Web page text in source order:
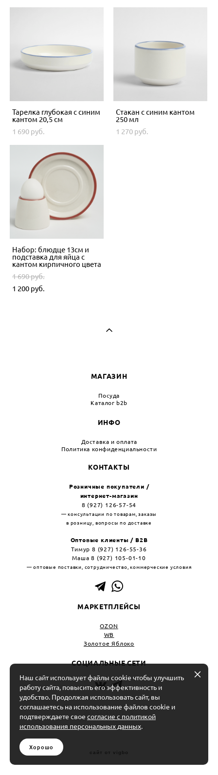
Тарелка глубокая с синим
кантом 20,5 см
1 690 pуб.
Стакан с синим кантом
250 мл
1 270 pуб.
Набор: блюдце 13см и
подставка для яйца с
кантом кирпичного цвета
1 690 pуб.
1 200 pуб.
МАГАЗИН
Посуда
Каталог b2b
ИНФО
Доставка и оплата
Политика конфиденциальности
КОНТАКТЫ
Розничные покупатели /
интернет-магазин
8 (927) 126-57-54
— консультации по товарам, заказы
в розницу, вопросы по доставке
Оптовые клиенты / B2B
Тимур 8 (927) 126-55-36
Маша 8 (927) 105-01-10
— оптовые поставки, сотрудничество, коммерческие условия
МАРКЕТПЛЕЙСЫ
OZON
WB
Золотое Яблоко
СОЦИАЛЬНЫЕ СЕТИ
ИП Салоев Кирилл Александрович
ИНН 645493738259
ОГРН 318645100000013
Р/С 40802810556000026349
сайт от vigbo
Наш сайт использует файлы cookie чтобы улучшить
работу сайта, повысить его эффективность и
удобство. Продолжая использовать сайт, вы
соглашаетесь на использование файлов cookie и
подтверждаете свое согласие с политикой
использования персональных данных.
Хорошо